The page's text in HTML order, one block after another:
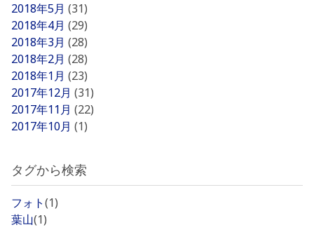
2018年5月 (31)
2018年4月 (29)
2018年3月 (28)
2018年2月 (28)
2018年1月 (23)
2017年12月 (31)
2017年11月 (22)
2017年10月 (1)
タグから検索
フォト(1)
葉山(1)